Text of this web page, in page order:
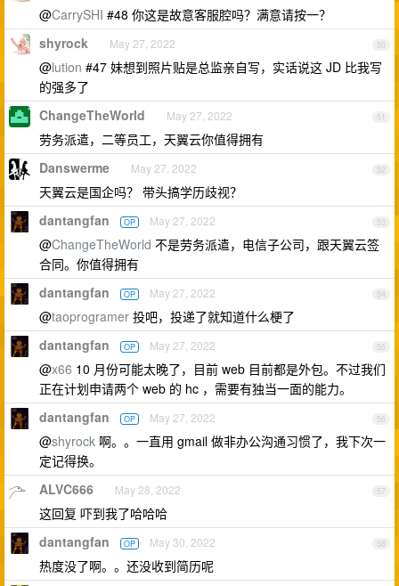
@CarrySHI #48 你这是故意客服腔吗？满意请按一？
50
shyrock May 27, 2022
@lution #47 妹想到照片贴是总监亲自写，实话说这 JD 比我写
的强多了
51
ChangeTheWorld May 27, 2022
劳务派遣，二等员工，天翼云你值得拥有
52
Danswerme May 27, 2022
天翼云是国企吗？ 带头搞学历歧视？
53
dantangfan OP May 27, 2022
@ChangeTheWorld 不是劳务派遣，电信子公司，跟天翼云签
合同。你值得拥有
54
dantangfan OP May 27, 2022
@taoprogramer 投吧，投递了就知道什么梗了
55
dantangfan OP May 27, 2022
@x66 10 月份可能太晚了，目前 web 目前都是外包。不过我们
正在计划申请两个 web 的 hc ，需要有独当一面的能力。
56
dantangfan OP May 27, 2022
@shyrock 啊。。一直用 gmail 做非办公沟通习惯了，我下次一
定记得换。
57
ALVC666 May 28, 2022
这回复 吓到我了哈哈哈
58
dantangfan OP May 30, 2022
热度没了啊。。还没收到简历呢